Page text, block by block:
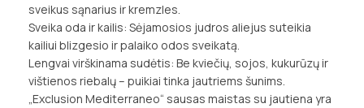
sveikus sąnarius ir kremzles.
Sveika oda ir kailis: Sėjamosios judros aliejus suteikia
kailiui blizgesio ir palaiko odos sveikatą.
Lengvai virškinama sudėtis: Be kviečių, sojos, kukurūzų ir
vištienos riebalų – puikiai tinka jautriems šunims.
„Exclusion Mediterraneo“ sausas maistas su jautiena yra